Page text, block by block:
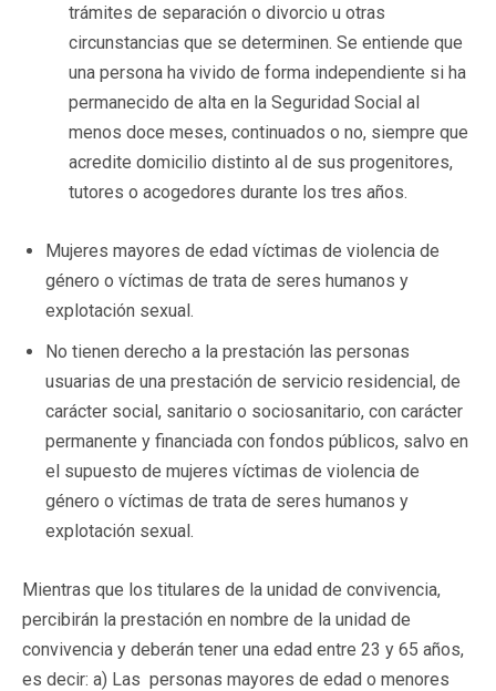
trámites de separación o divorcio u otras
circunstancias que se determinen. Se entiende que
una persona ha vivido de forma independiente si ha
permanecido de alta en la Seguridad Social al
menos doce meses, continuados o no, siempre que
acredite domicilio distinto al de sus progenitores,
tutores o acogedores durante los tres años.
Mujeres mayores de edad víctimas de violencia de
género o víctimas de trata de seres humanos y
explotación sexual.
No tienen derecho a la prestación las personas
usuarias de una prestación de servicio residencial, de
carácter social, sanitario o sociosanitario, con carácter
permanente y financiada con fondos públicos, salvo en
el supuesto de mujeres víctimas de violencia de
género o víctimas de trata de seres humanos y
explotación sexual.
Mientras que los titulares de la unidad de convivencia,
percibirán la prestación en nombre de la unidad de
convivencia y deberán tener una edad entre 23 y 65 años,
es decir: a) Las personas mayores de edad o menores